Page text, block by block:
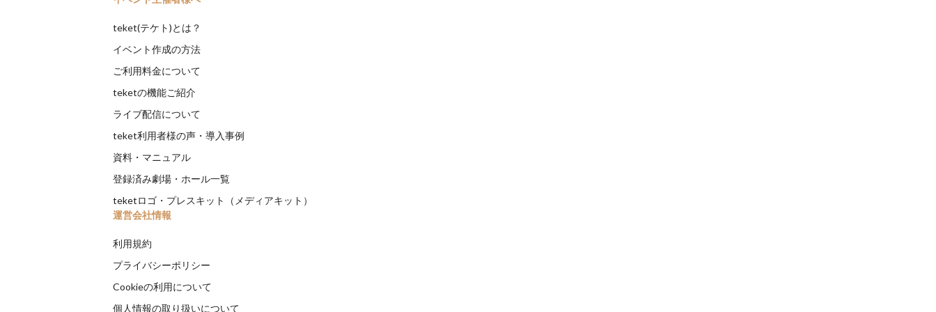
teket(テケト)とは？
イベント作成の方法
ご利用料金について
teketの機能ご紹介
ライブ配信について
teket利用者様の声・導入事例
資料・マニュアル
登録済み劇場・ホール一覧
teketロゴ・プレスキット（メディアキット）
運営会社情報
利用規約
プライバシーポリシー
Cookieの利用について
個人情報の取り扱いについて